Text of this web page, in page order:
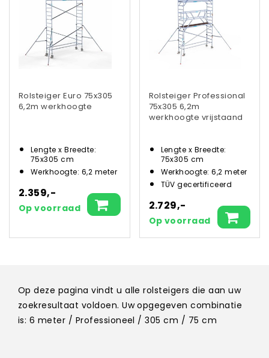
Rolsteiger Euro 75x305
6,2m werkhoogte
Lengte x Breedte:
75x305 cm
Werkhoogte: 6,2 meter
2.359,-
Op voorraad
Rolsteiger Professional
75x305 6,2m
werkhoogte vrijstaand
Lengte x Breedte:
75x305 cm
Werkhoogte: 6,2 meter
TÜV gecertificeerd
2.729,-
Op voorraad
Op deze pagina vindt u alle rolsteigers die aan uw
zoekresultaat voldoen. Uw opgegeven combinatie
is: 6 meter / Professioneel / 305 cm / 75 cm